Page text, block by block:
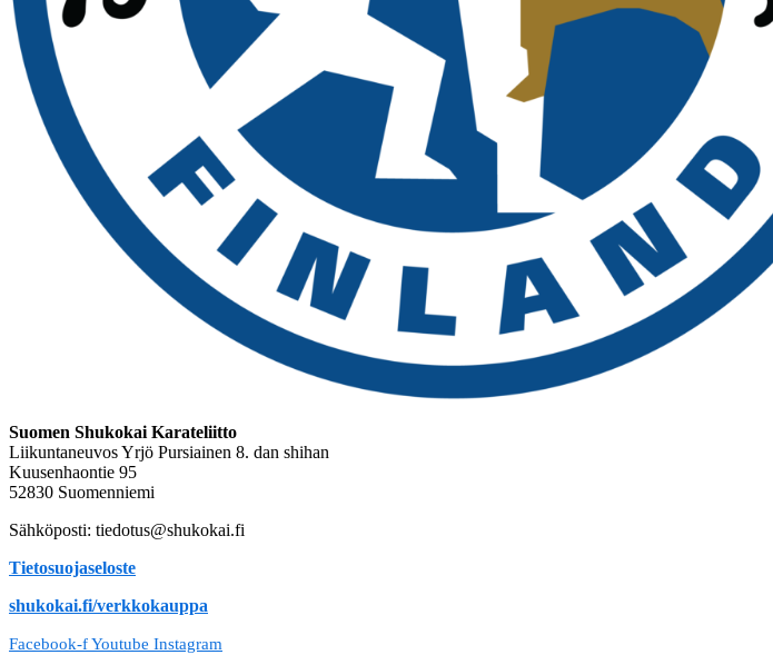
Suomen Shukokai Karateliitto
Liikuntaneuvos Yrjö Pursiainen 8. dan shihan
Kuusenhaontie 95
52830 Suomenniemi
Sähköposti: tiedotus@shukokai.fi
Tietosuojaseloste
shukokai.fi/verkkokauppa
Facebook-fYoutube Instagram